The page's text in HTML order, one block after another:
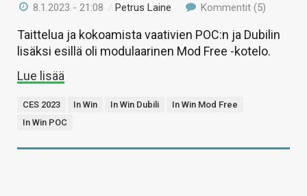
8.1.2023 - 21:08 /Petrus Laine Kommentit (5)
Taittelua ja kokoamista vaativien POC:n ja Dubilin
lisäksi esillä oli modulaarinen Mod Free -kotelo.
Lue lisää
CES 2023 In Win In Win Dubili
In Win Mod Free
In Win POC